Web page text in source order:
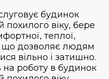
будинок
віку, бере
теплої,
що дозволяє людям
вільно і затишно.
на роботу в будинок